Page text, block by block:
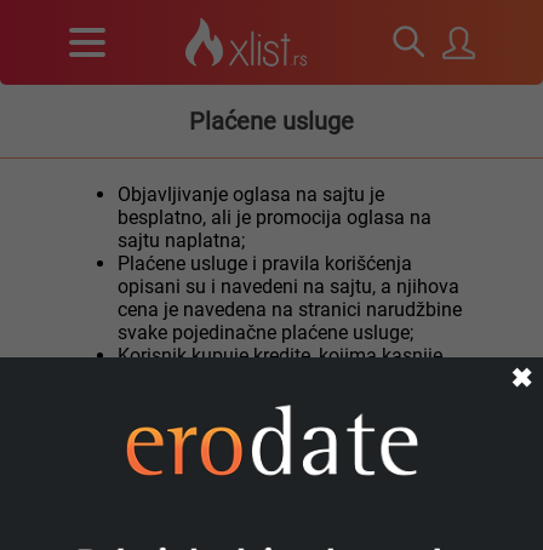
Plaćene usluge
Objavljivanje oglasa na sajtu je
besplatno, ali je promocija oglasa na
sajtu naplatna;
Plaćene usluge i pravila korišćenja
opisani su i navedeni na sajtu, a njihova
cena je navedena na stranici narudžbine
svake pojedinačne plaćene usluge;
Korisnik kupuje kredite, kojima kasnije
Krediti se dodeljuju odmah nakon uplate;
Kupljeni krediti se ne brišu, ne poništavaju
i ne menjaju. Mogu se koristiti samo za
promociju oglasa;
✖